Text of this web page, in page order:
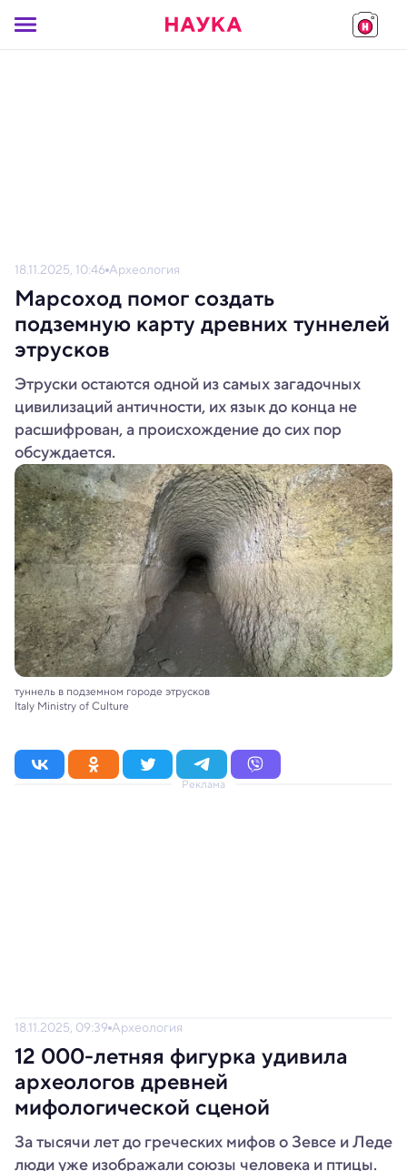
18.11.2025, 10:46 Археология
Марсоход помог создать
подземную карту древних туннелей
этрусков
Этруски остаются одной из самых загадочных
цивилизаций античности, их язык до конца не
расшифрован, а происхождение до сих пор
обсуждается.
туннель в подземном городе этрусков
Italy Ministry of Culture
Реклама
18.11.2025, 09:39 Археология
12 000-летняя фигурка удивила
археологов древней
мифологической сценой
За тысячи лет до греческих мифов о Зевсе и Леде
люди уже изображали союзы человека и птицы.